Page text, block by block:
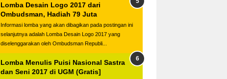
Lomba Desain Logo 2017 dari
Ombudsman, Hadiah 79 Juta
Informasi lomba yang akan dibagikan pada postingan ini
selanjutnya adalah Lomba Desain Logo 2017 yang
diselenggarakan oleh Ombudsman Republi...
Lomba Menulis Puisi Nasional Sastra
dan Seni 2017 di UGM (Gratis]